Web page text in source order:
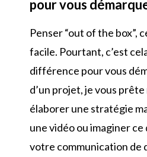
pour vous
Penser “out of the box”,
facile. Pourtant, c’est
différence pour vous
d’un projet, je vous
élaborer une stratégie
une vidéo ou imaginer
votre communication de